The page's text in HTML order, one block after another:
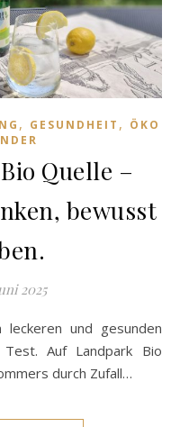
, GESUNDHEIT , ÖKO
Quelle –
bewusst
2025
und gesunden
Auf Landpark Bio
durch Zufall…